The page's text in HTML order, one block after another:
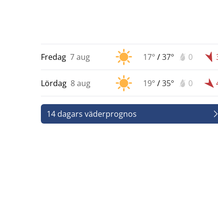
Fredag 7 aug 17° /37° 0
Lördag 8 aug 19° /35° 0
14 dagars väderprognos